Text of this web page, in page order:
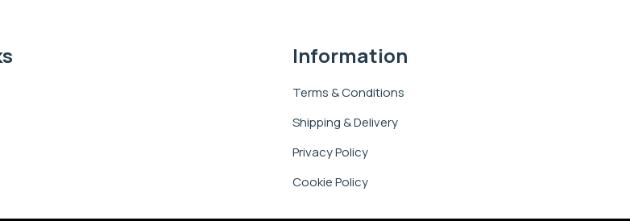
Information
Terms & Conditions
Shipping & Delivery
Privacy Policy
Cookie Policy